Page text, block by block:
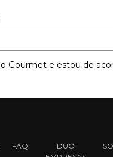
Gourmet e estou de
FAQ DUO